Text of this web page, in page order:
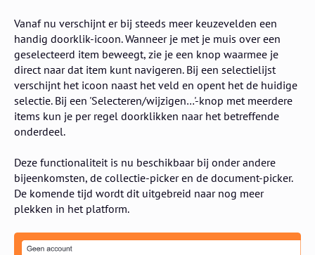
Vanaf nu verschijnt er bij steeds meer keuzevelden een
handig doorklik-icoon. Wanneer je met je muis over een
geselecteerd item beweegt, zie je een knop waarmee je
direct naar dat item kunt navigeren. Bij een selectielijst
verschijnt het icoon naast het veld en opent het de huidige
selectie. Bij een 'Selecteren/wijzigen…'-knop met meerdere
items kun je per regel doorklikken naar het betreffende
onderdeel.
Deze functionaliteit is nu beschikbaar bij onder andere
bijeenkomsten, de collectie-picker en de document-picker.
De komende tijd wordt dit uitgebreid naar nog meer
plekken in het platform.